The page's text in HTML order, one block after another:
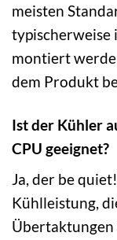
meisten
typischerweise
montiert
dem Produkt
Ist der Kühler
CPU geeignet?
Ja, der be
Kühlleistung,
Übertaktungen